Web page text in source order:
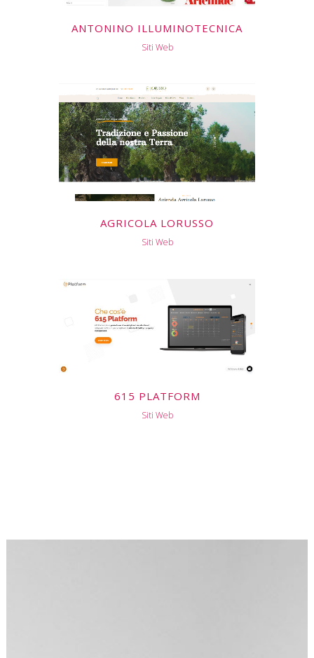
ANTONINO ILLUMINOTECNICA
Siti Web
AGRICOLA LORUSSO
Siti Web
615 PLATFORM
Siti Web